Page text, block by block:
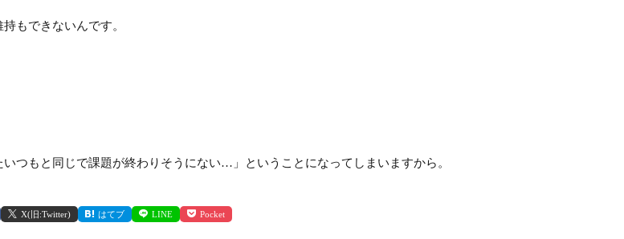
もできないんです。
つもと同じで課題が終わりそうにない…」ということになってしまいますから。
X(旧:Twitter) はてブ LINE Pocket